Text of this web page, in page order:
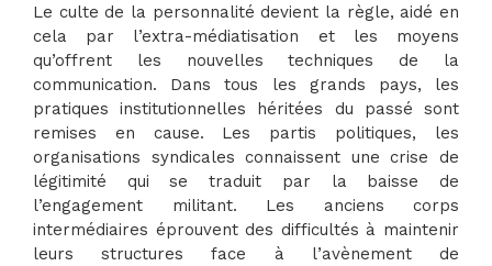
Le culte de la personnalité devient la règle, aidé en
cela par l’extra-médiatisation et les moyens
qu’offrent les nouvelles techniques de la
communication. Dans tous les grands pays, les
pratiques institutionnelles héritées du passé sont
remises en cause. Les partis politiques, les
organisations syndicales connaissent une crise de
légitimité qui se traduit par la baisse de
l’engagement militant. Les anciens corps
intermédiaires éprouvent des difficultés à maintenir
leurs structures face à l’avènement de